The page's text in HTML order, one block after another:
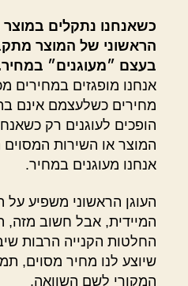
כשאנחנו נתקלים
הראשוני של המוצר
בעצם ״מעוגנים״
אנחנו מופגזים במחירים
מחירים כשלעצמם אינם
הופכים לעוגנים רק
המוצר או השירות המסוים
אנחנו מעוגנים במחיר.
העוגן הראשוני משפיע על
המיידית, אבל חשוב מזה,
החלטות הקנייה הרבות
שיוצע לנו מחיר מסוים,
המקורי לשם השוואה.